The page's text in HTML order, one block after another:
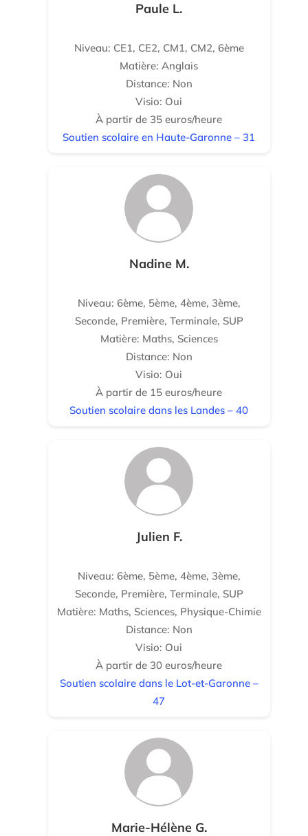
Paule L.
Niveau: CE1, CE2, CM1, CM2, 6ème
Matière: Anglais
Distance: Non
Visio: Oui
À partir de 35 euros/heure
Soutien scolaire en Haute-Garonne – 31
Nadine M.
Niveau: 6ème, 5ème, 4ème, 3ème,
Seconde, Première, Terminale, SUP
Matière: Maths, Sciences
Distance: Non
Visio: Oui
À partir de 15 euros/heure
Soutien scolaire dans les Landes – 40
Julien F.
Niveau: 6ème, 5ème, 4ème, 3ème,
Seconde, Première, Terminale, SUP
Matière: Maths, Sciences, Physique-Chimie
Distance: Non
Visio: Oui
À partir de 30 euros/heure
Soutien scolaire dans le Lot-et-Garonne –
47
Marie-Hélène G.